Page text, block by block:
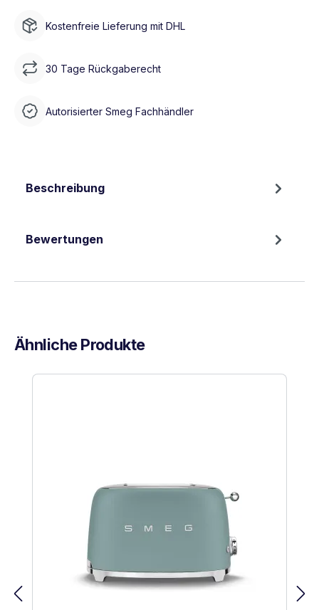
Kostenfreie Lieferung mit DHL
30 Tage Rückgaberecht
Autorisierter Smeg Fachhändler
Beschreibung
Bewertungen
Ähnliche Produkte
Produktgalerie überspringen